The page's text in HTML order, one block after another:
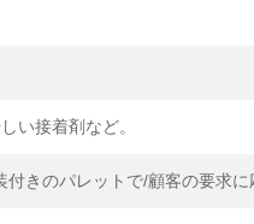
い接着剤など。
きのパレットで/顧客の要求に